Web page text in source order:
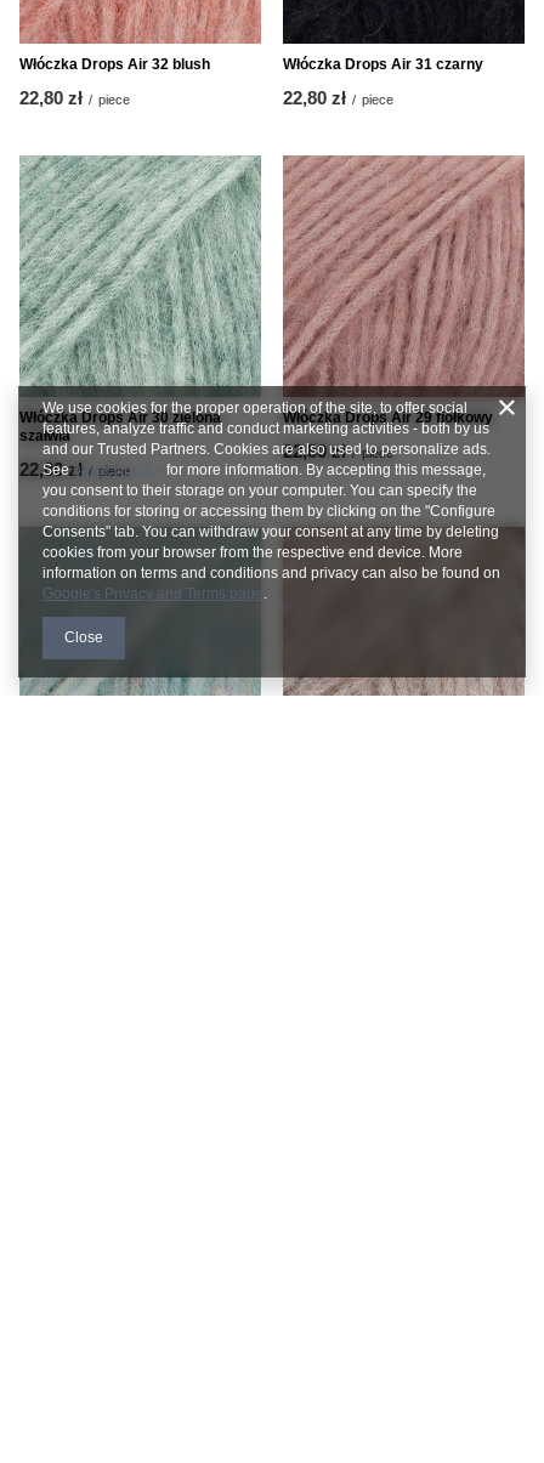
Włóczka Drops Air 32 blush
22,80 zł / piece
Włóczka Drops Air 31 czarny
22,80 zł / piece
Włóczka Drops Air 30 zielona
szałwia
22,80 zł / piece
Włóczka Drops Air 29 fiołkowy
22,80 zł / piece
We use cookies for the proper operation of the site, to offer social
features, analyze traffic and conduct marketing activities - both by us
and our Trusted Partners. Cookies are also used to personalize ads.
Seeprivacy policy
for more information. By accepting this message,
you consent to their storage on your computer. You can specify the
conditions for storing or accessing them by clicking on the "Configure
Consents" tab. You can withdraw your consent at any time by deleting
cookies from your browser from the respective end device. More
information on terms and conditions and privacy can also be found on
Google's Privacy and Terms page .
Close